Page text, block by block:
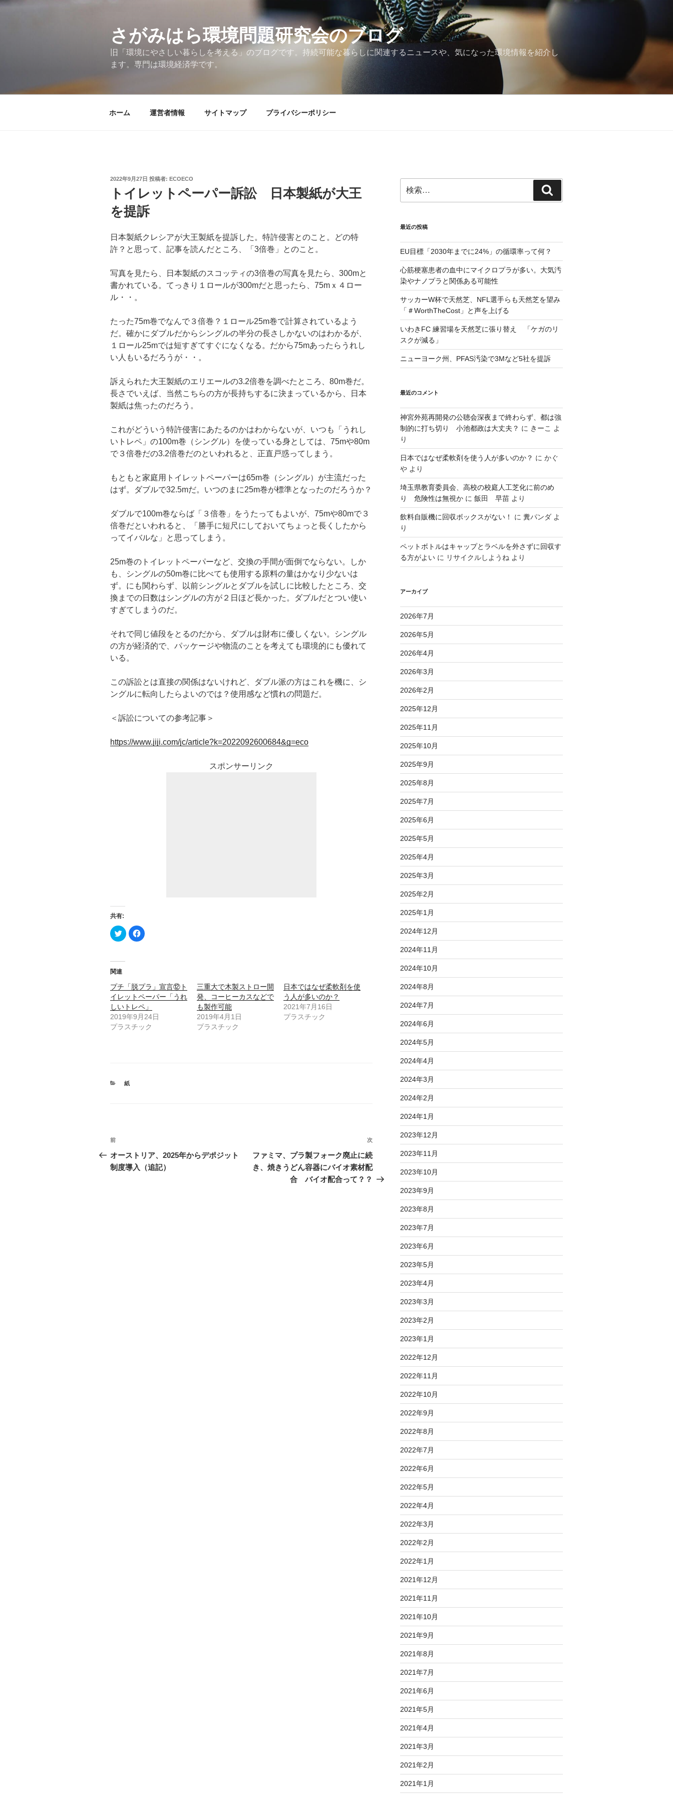
コ
さがみはら環境問題研究会のブログ
旧「環境にやさしい暮らしを考える」のブログです。持続可能な暮らしに関連するニュースや、気になった環境情報を紹介し
ます。専門は環境経済学です。
ホーム 運営者情報 サイトマップ プライバシーポリシー
投
日:
2022年9月27日 投稿者: ECOECO
トイレットペーパー訴訟 日本製紙が大王
を提訴
日本製紙クレシアが大王製紙を提訴した。特許侵害とのこと。どの特
許？と思って、記事を読んだところ、「3倍巻」とのこと。
写真を見たら、日本製紙のスコッティの3倍巻の写真を見たら、300mと
書かれている。てっきり１ロールが300mだと思ったら、75mｘ４ロー
ル・・。
たった75m巻でなんで３倍巻？１ロール25m巻で計算されているよう
だ。確かにダブルだからシングルの半分の長さしかないのはわかるが、
１ロール25mでは短すぎてすぐになくなる。だから75mあったらうれし
い人もいるだろうが・・。
訴えられた大王製紙のエリエールの3.2倍巻を調べたところ、80m巻だ。
長さでいえば、当然こちらの方が長持ちするに決まっているから、日本
製紙は焦ったのだろう。
これがどういう特許侵害にあたるのかはわからないが、いつも「うれし
いトレペ」の100m巻（シングル）を使っている身としては、75mや80m
で３倍巻だの3.2倍巻だのといわれると、正直戸惑ってしまう。
もともと家庭用トイレットペーパーは65m巻（シングル）が主流だった
はず。ダブルで32.5mだ。いつのまに25m巻が標準となったのだろうか？
ダブルで100m巻ならば「３倍巻」をうたってもよいが、75mや80mで３
倍巻だといわれると、「勝手に短尺にしておいてちょっと長くしたから
ってイバルな」と思ってしまう。
25m巻のトイレットペーパーなど、交換の手間が面倒でならない。しか
も、シングルの50m巻に比べても使用する原料の量はかなり少ないは
ず。にも関わらず、以前シングルとダブルを試しに比較したところ、交
換までの日数はシングルの方が２日ほど長かった。ダブルだとつい使い
すぎてしまうのだ。
それで同じ値段をとるのだから、ダブルは財布に優しくない。シングル
の方が経済的で、パッケージや物流のことを考えても環境的にも優れて
いる。
この訴訟とは直接の関係はないけれど、ダブル派の方はこれを機に、シ
ングルに転向したらよいのでは？使用感など慣れの問題だ。
＜訴訟についての参考記事＞
https://www.jiji.com/jc/article?k=2022092600684&g=eco
スポンサーリンク
共有:
ク
リ
て
t
t
e
r
で
共
有
(
で
開
F
a
共
有
す
る
に
は
ク
リ
ま
す
関連
プチ「脱プラ」宣言⑫ト
イレットペーパー「うれ
しいトレペ」
2019年9月24日
プラスチック
三重大で木製ストロー開
発、コーヒーカスなどで
も製作可能
2019年4月1日
プラスチック
日本ではなぜ柔軟剤を使
う人が多いのか？
2021年7月16日
プラスチック
カ
紙
投
稿
ナ
前
の
投
前
オーストリア、2025年からデポジット
制度導入（追記）
次
の
投
稿
次
ファミマ、プラ製フォーク廃止に続
き、焼きうどん容器にバイオ素材配
合 バイオ配合って？？
索:
索
最近の投稿
EU目標「2030年までに24%」の循環率って何？
心筋梗塞患者の血中にマイクロプラが多い。大気汚
染やナノプラと関係ある可能性
サッカーW杯で天然芝、NFL選手らも天然芝を望み
「＃WorthTheCost」と声を上げる
いわきFC 練習場を天然芝に張り替え 「ケガのリ
スクが減る」
ニューヨーク州、PFAS汚染で3Mなど5社を提訴
最近のコメント
神宮外苑再開発の公聴会深夜まで終わらず、都は強
制的に打ち切り 小池都政は大丈夫？ に きーこ よ
り
日本ではなぜ柔軟剤を使う人が多いのか？ に かぐ
やより
埼玉県教育委員会、高校の校庭人工芝化に前のめ
り 危険性は無視かに 飯田 早苗より
飲料自販機に回収ボックスがない！ に 糞パンダよ
り
ペットボトルはキャップとラベルを外さずに回収す
る方がよいに リサイクルしようねより
アーカイブ
2026年7月
2026年5月
2026年4月
2026年3月
2026年2月
2025年12月
2025年11月
2025年10月
2025年9月
2025年8月
2025年7月
2025年6月
2025年5月
2025年4月
2025年3月
2025年2月
2025年1月
2024年12月
2024年11月
2024年10月
2024年8月
2024年7月
2024年6月
2024年5月
2024年4月
2024年3月
2024年2月
2024年1月
2023年12月
2023年11月
2023年10月
2023年9月
2023年8月
2023年7月
2023年6月
2023年5月
2023年4月
2023年3月
2023年2月
2023年1月
2022年12月
2022年11月
2022年10月
2022年9月
2022年8月
2022年7月
2022年6月
2022年5月
2022年4月
2022年3月
2022年2月
2022年1月
2021年12月
2021年11月
2021年10月
2021年9月
2021年8月
2021年7月
2021年6月
2021年5月
2021年4月
2021年3月
2021年2月
2021年1月